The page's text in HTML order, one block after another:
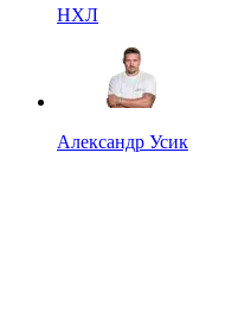
НХЛ
Александр Усик